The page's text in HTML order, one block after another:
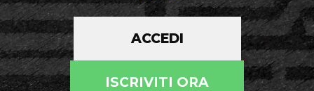
ACCEDI
ISCRIVITI ORA